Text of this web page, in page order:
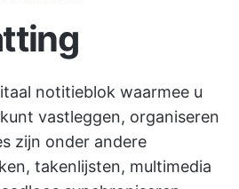
notitieblok waarmee u
vastleggen, organiseren
zijn onder andere
takenlijsten, multimedia